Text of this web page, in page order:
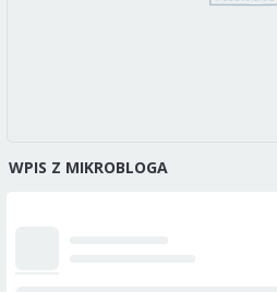
WPIS Z MIKROBLOGA